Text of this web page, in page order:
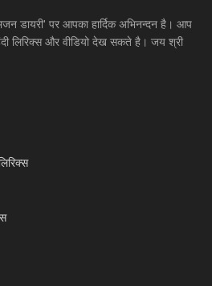
डायरी' पर आपका हार्दिक अभिनन्दन है। आप
लिरिक्स और वीडियो देख सकते है। जय श्री